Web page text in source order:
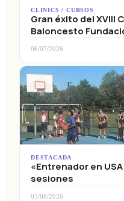
CLINICS / CURSOS
Gran éxito del XVIII
Baloncesto
06/07/2026
DESTACADA
«Entrenador en
sesiones
05/08/2026